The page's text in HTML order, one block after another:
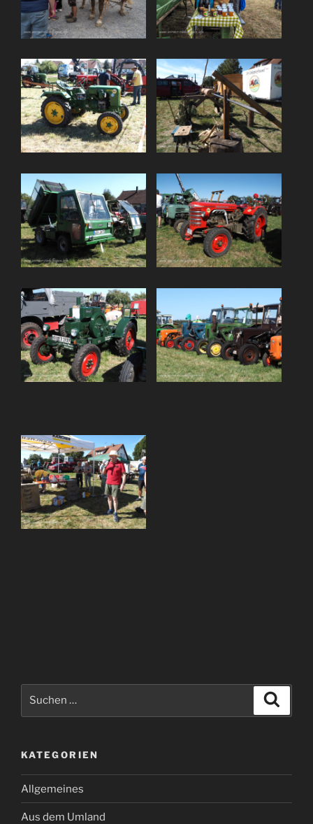
KATEGORIEN
Allgemeines
Aus dem Umland